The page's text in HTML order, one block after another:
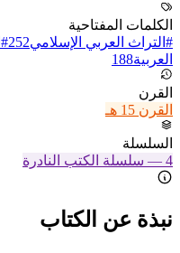
الكلمات المفتاحية
# التراث العربي الإسلامي252
#
العربية188
القرن
القرن 15 هـ
السلسلة
4
— سلسلة الكتب النادرة
نبذة عن الكتاب